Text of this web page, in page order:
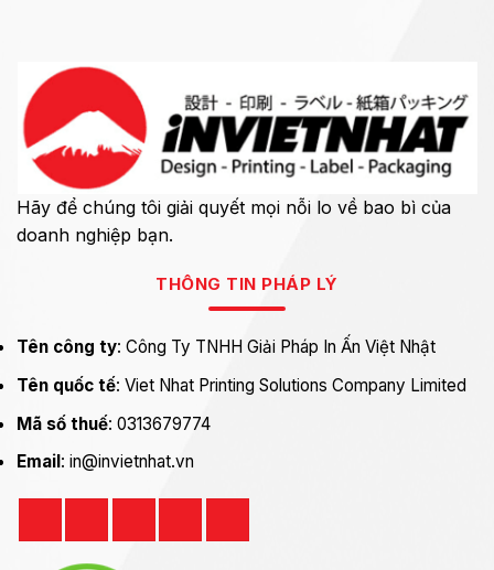
Hãy để chúng tôi giải quyết mọi nỗi lo về bao bì của
doanh nghiệp bạn.
THÔNG TIN PHÁP LÝ
Tên công ty: Công Ty TNHH Giải Pháp In Ấn Việt Nhật
Tên quốc tế: Viet Nhat Printing Solutions Company Limited
Mã số thuế: 0313679774
Email : in@invietnhat.vn